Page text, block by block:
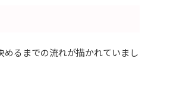
るまでの流れが描かれていまし